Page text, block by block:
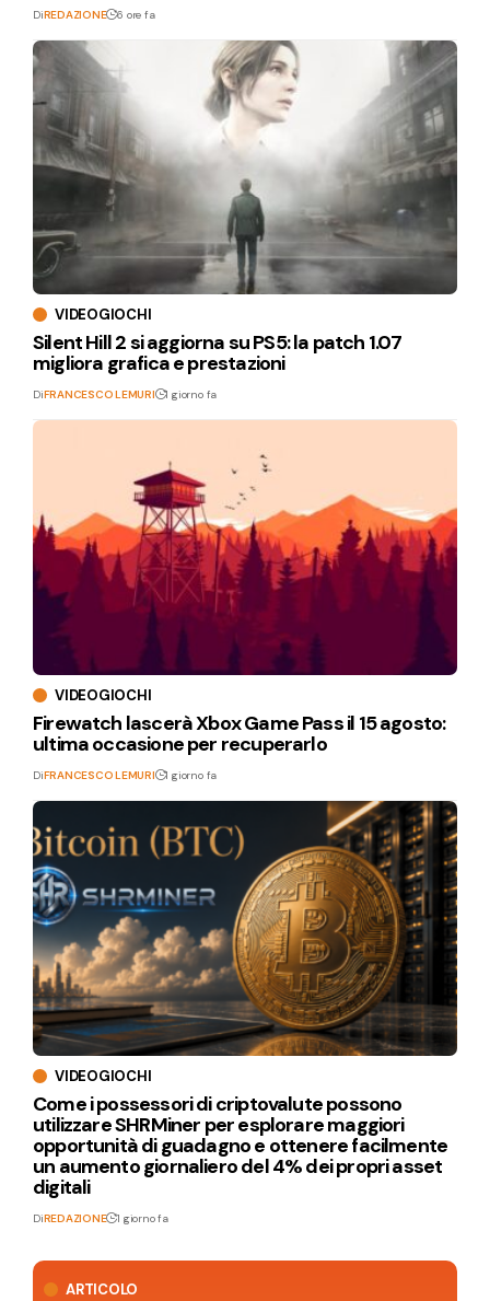
ARTICOLO
DiREDAZIONE 6 ore fa
VIDEOGIOCHI
Silent Hill 2 si aggiorna su PS5: la patch 1.07
migliora grafica e prestazioni
DiFRANCESCO LEMURI 1 giorno fa
VIDEOGIOCHI
Firewatch lascerà Xbox Game Pass il 15 agosto:
ultima occasione per recuperarlo
DiFRANCESCO LEMURI 1 giorno fa
VIDEOGIOCHI
Come i possessori di criptovalute possono
utilizzare SHRMiner per esplorare maggiori
opportunità di guadagno e ottenere facilmente
un aumento giornaliero del 4% dei propri asset
digitali
DiREDAZIONE 1 giorno fa